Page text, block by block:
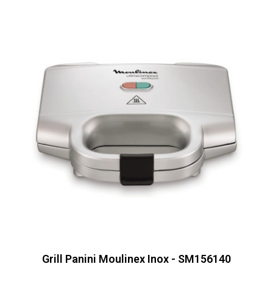
Grill Panini Moulinex Inox - SM156140